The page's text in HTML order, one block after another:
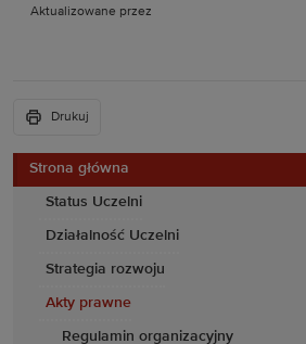
Strona główna
Status Uczelni
Działalność Uczelni
Strategia rozwoju
Akty prawne
Regulamin organizacyjny
Aktualizowane przez
Drukuj